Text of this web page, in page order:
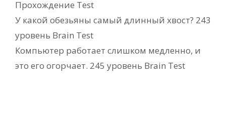
Рубрики
Прохождение Test
У какой обезьяны самый длинный хвост? 243
уровень Brain Test
Компьютер работает слишком медленно, и
это его огорчает. 245 уровень Brain Test